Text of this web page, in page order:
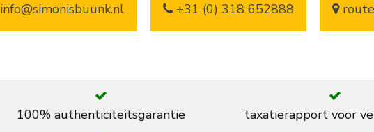
info@simonisbuunk.nl +31 (0) 318 652888
100% authenticiteitsgarantie taxatierapport voor